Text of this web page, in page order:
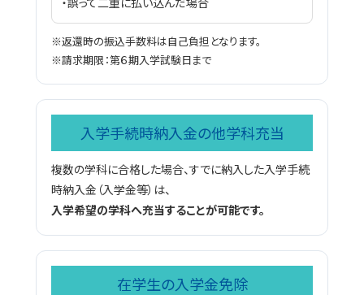
※返還時の振込手数料は自己負担となります。
※請求期限：第６期入学試験日まで
入学手続時納入金の他学科充当
複数の学科に合格した場合、すでに納入した入学手続
時納入金（入学金等）は、
入学希望の学科へ充当することが可能です。
在学生の入学金免除